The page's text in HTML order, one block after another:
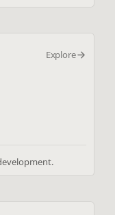
Explore